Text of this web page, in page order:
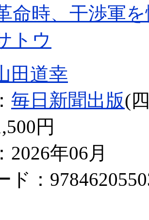
命時、干渉軍
トウ
田道幸
毎日新聞出版(
円
2026年06月
ド：